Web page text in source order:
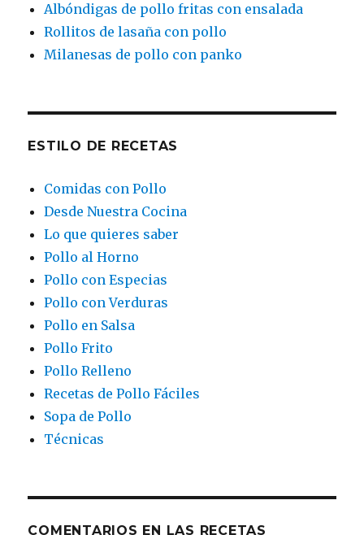
Albóndigas de pollo fritas con ensalada
Rollitos de lasaña con pollo
Milanesas de pollo con panko
ESTILO DE RECETAS
Comidas con Pollo
Desde Nuestra Cocina
Lo que quieres saber
Pollo al Horno
Pollo con Especias
Pollo con Verduras
Pollo en Salsa
Pollo Frito
Pollo Relleno
Recetas de Pollo Fáciles
Sopa de Pollo
Técnicas
COMENTARIOS EN LAS RECETAS